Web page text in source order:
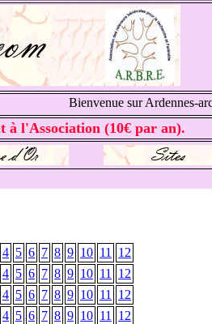
Bienvenue sur Ardennes-
à l'Association (10€ par an).
4 5 6 7 8 9 10 11
12
4 5 6 7 8 9 10 11
12
4 5 6 7 8 9 10 11
12
4 5 6 7 8 9 10 11
12